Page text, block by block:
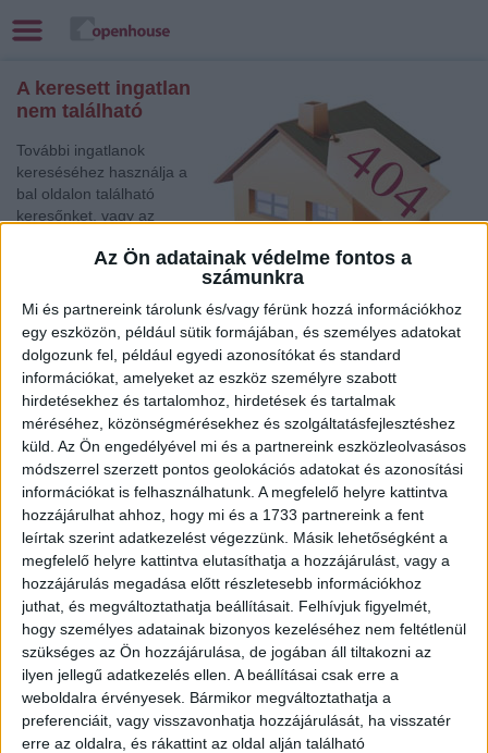
Az Ön adatainak védelme fontos a
számunkra
Mi és partnereink tárolunk és/vagy férünk hozzá információkhoz
egy eszközön, például sütik formájában, és személyes adatokat
dolgozunk fel, például egyedi azonosítókat és standard
információkat, amelyeket az eszköz személyre szabott
hirdetésekhez és tartalomhoz, hirdetések és tartalmak
méréséhez, közönségmérésekhez és szolgáltatásfejlesztéshez
küld. Az Ön engedélyével mi és a partnereink eszközleolvasásos
módszerrel szerzett pontos geolokációs adatokat és azonosítási
információkat is felhasználhatunk. A megfelelő helyre kattintva
hozzájárulhat ahhoz, hogy mi és a 1733 partnereink a fent
leírtak szerint adatkezelést végezzünk. Másik lehetőségként a
megfelelő helyre kattintva elutasíthatja a hozzájárulást, vagy a
hozzájárulás megadása előtt részletesebb információkhoz
juthat, és megváltoztathatja beállításait. Felhívjuk figyelmét,
hogy személyes adatainak bizonyos kezeléséhez nem feltétlenül
szükséges az Ön hozzájárulása, de jogában áll tiltakozni az
ilyen jellegű adatkezelés ellen. A beállításai csak erre a
weboldalra érvényesek. Bármikor megváltoztathatja a
preferenciáit, vagy visszavonhatja hozzájárulását, ha visszatér
erre az oldalra, és rákattint az oldal alján található
A keresett ingatlan
nem található
További ingatlanok
kereséséhez használja a
bal oldalon található
keresőnket, vagy az
Családi ház
Keszthely, Eladó és Kiadó Nyaraló, Telek, Zárt kert
Komárom
, Eladó Társasházi lakás
Debrecen, Eladó Családi ház
Jászberény, Eladó Társasházi lakás, Családi ház
Balatonlelle, Eladó Családi ház
Siófok , Eladó Nyaraló, Telek, Zárt kert
Szolnok, Eladó Társasházi lakás
,
Szombathely, Eladó Családi ház